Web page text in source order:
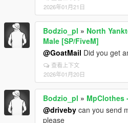
2026年01月21日
Bodzio_pl » North
Male [SP/FiveM]
@GoatMail Did you get
查看上下文
2026年01月20日
Bodzio_pl » MpClothes
@driveby can you send
please